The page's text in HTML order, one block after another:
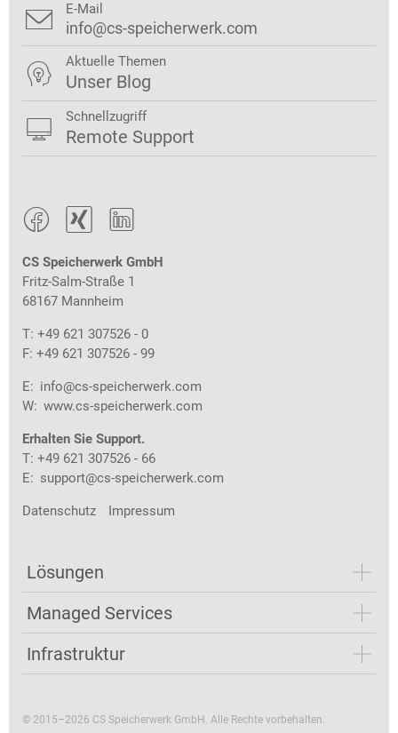
  
CS Speicherwerk GmbH
Fritz-Salm-Straße 1
68167 Mannheim
T: +49 621 307526 - 0
F: +49 621 307526 - 99
E: info@cs-speicherwerk.com
W: www.cs-speicherwerk.com
Erhalten Sie Support.
T: +49 621 307526 - 66
E: support@cs-speicherwerk.com
Datenschutz Impressum
Lösungen
Managed Services
Infrastruktur
 E-Mail
info@cs-speicherwerk.com
 Aktuelle Themen
Unser Blog
 Schnellzugriff
Remote Support
© 2015–2026 CS Speicherwerk GmbH. Alle Rechte vorbehalten.